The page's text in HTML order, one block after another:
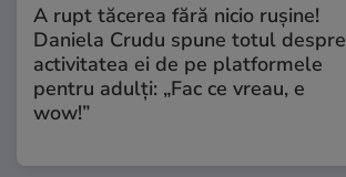
A rupt tăcerea fără nicio rușine!
Daniela Crudu spune totul despre
activitatea ei de pe platformele
pentru adulți: „Fac ce vreau, e
wow!”